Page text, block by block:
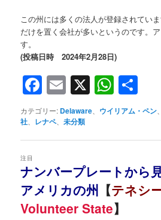
この州には多くの法人が登録されてい
だけを置く会社が多いというのです。
す。
(投稿日時 2024年2月28日)
Facebook
Email
X
有
カテゴリー: Delaware、 ウイリアム・ペン
社、 レナペ、未分類
ナンバープレートから
アメリカの州 【テネシ
Volunteer State】
注目